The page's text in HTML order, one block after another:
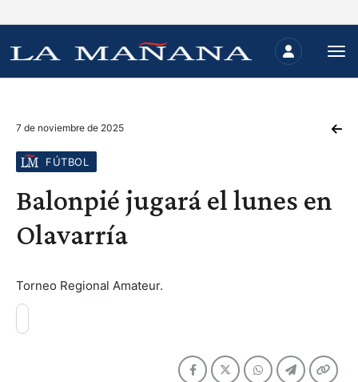
7 de noviembre de 2025
FÚTBOL
Balonpié jugará el lunes en
Olavarría
Torneo Regional Amateur.